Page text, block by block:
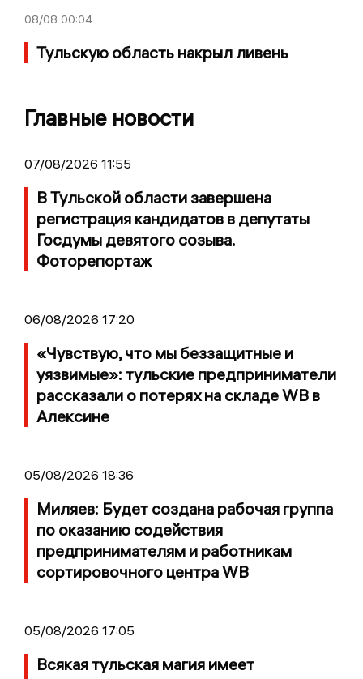
08/08 00:04
Тульскую область накрыл ливень
Главные новости
07/08/2026 11:55
В Тульской области завершена
регистрация кандидатов в депутаты
Госдумы девятого созыва.
Фоторепортаж
06/08/2026 17:20
«Чувствую, что мы беззащитные и
уязвимые»: тульские предприниматели
рассказали о потерях на складе WB в
Алексине
05/08/2026 18:36
Миляев: Будет создана рабочая группа
по оказанию содействия
предпринимателям и работникам
сортировочного центра WB
05/08/2026 17:05
Всякая тульская магия имеет